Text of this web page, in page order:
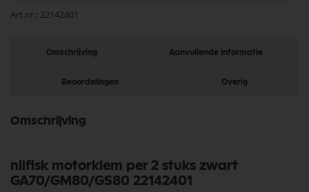
Art.nr. 22142401
Omschrijving Aanvullende informatie
Beoordelingen Overig
Omschrijving
nilfisk motorklem per 2 stuks zwart
GA70/GM80/GS80 22142401